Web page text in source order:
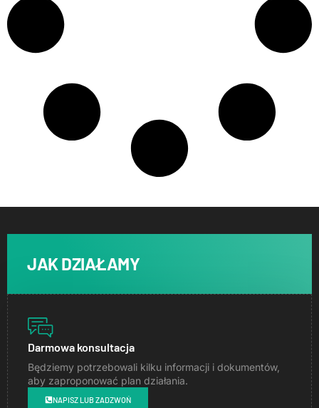
JAK DZIAŁAMY
Darmowa konsultacja
Będziemy potrzebowali kilku informacji i dokumentów,
aby zaproponować plan działania.
NAPISZ LUB ZADZWOŃ